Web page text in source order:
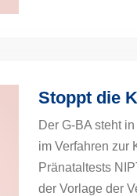
Stoppt die
Der G-BA steht
im Verfahren zur
Pränataltests
der Vorlage der